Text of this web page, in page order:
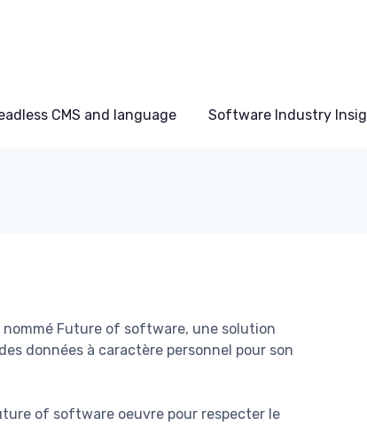
CMS and language Software Industry
Future of software, une solution
données à caractère personnel pour son
of software oeuvre pour respecter le